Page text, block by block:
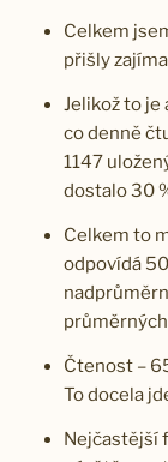
Celkem
přišly
Jelikož to je
co denně
1147
dostalo 30
Celkem to
odpovídá
Čtenost –
To docela
Nejčastější